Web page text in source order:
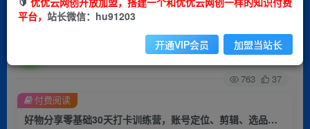
辑、选品、小店、千川
关注 私信
763 37
好物分享零基础30天打卡训练营，账号定位、剪辑、选品、小店、千川
付费阅读
平台， 站长微信：hu91203
开通VIP会员 加盟当站长